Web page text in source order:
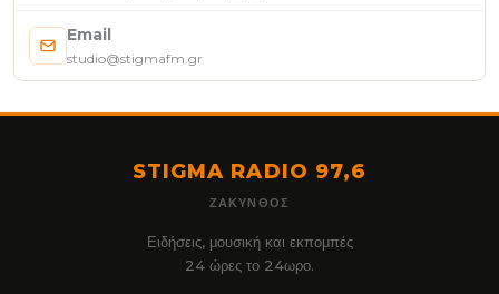
Email
studio@stigmafm.gr
STIGMA RADIO 97,6
ΖΆΚΥΝΘΟΣ
Ειδήσεις, μουσική και εκπομπές
24 ώρες το 24ωρο.